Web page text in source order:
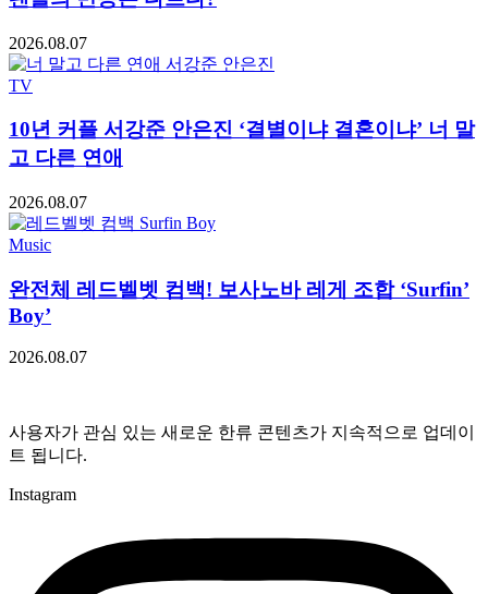
2026.08.07
TV
10년 커플 서강준 안은진 ‘결별이냐 결혼이냐’ 너 말
고 다른 연애
2026.08.07
Music
완전체 레드벨벳 컴백! 보사노바 레게 조합 ‘Surfin’
Boy’
2026.08.07
사용자가 관심 있는 새로운 한류 콘텐츠가 지속적으로 업데이
트 됩니다.
Instagram